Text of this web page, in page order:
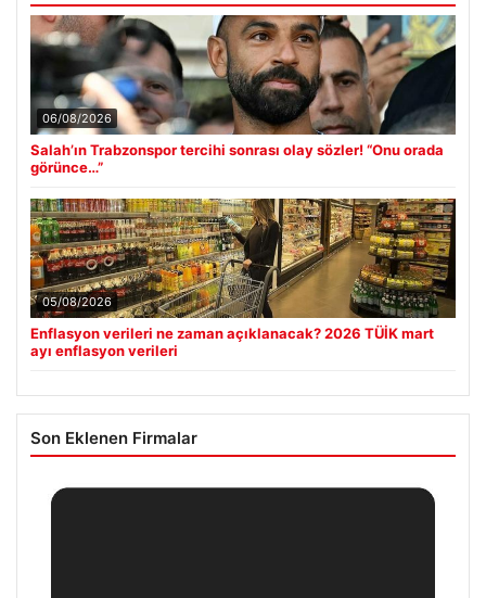
06/08/2026
Salah’ın Trabzonspor tercihi sonrası olay sözler! “Onu orada
görünce…”
05/08/2026
Enflasyon verileri ne zaman açıklanacak? 2026 TÜİK mart
ayı enflasyon verileri
Son Eklenen Firmalar